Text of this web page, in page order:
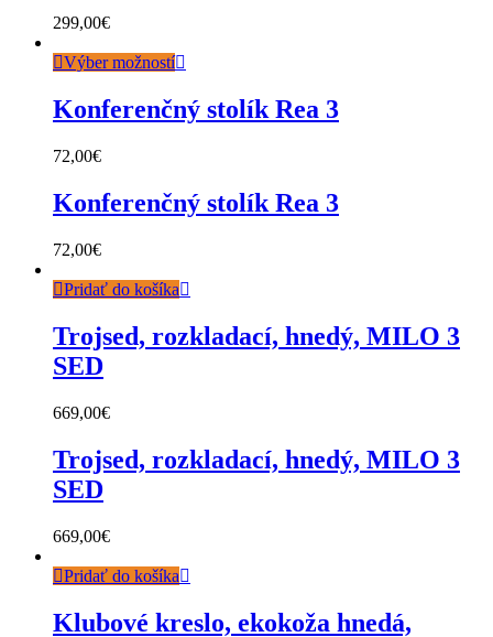
299,00€
Výber možností
Konferenčný stolík Rea 3
72,00€
Konferenčný stolík Rea 3
72,00€
Pridať do košíka
Trojsed, rozkladací, hnedý, MILO 3
SED
669,00€
Trojsed, rozkladací, hnedý, MILO 3
SED
669,00€
Pridať do košíka
Klubové kreslo, ekokoža hnedá,